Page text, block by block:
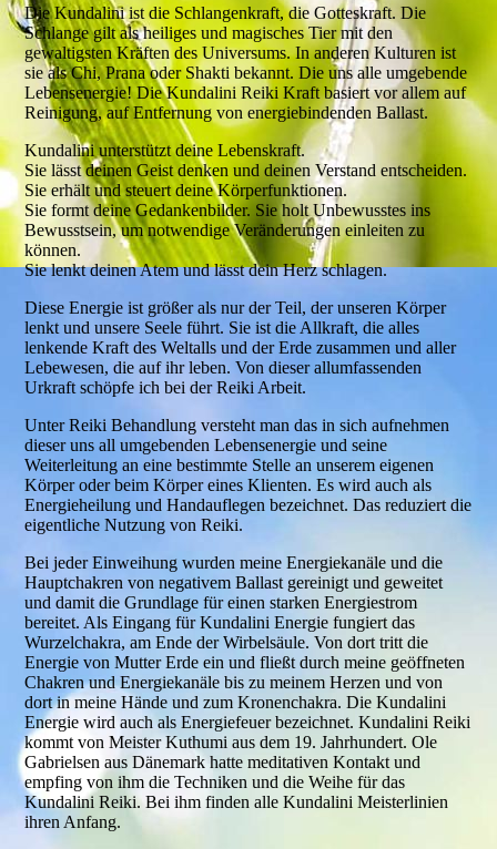
Die Kundalini ist die Schlangenkraft, die Gotteskraft. Die
Schlange gilt als heiliges und magisches Tier mit den
gewaltigsten Kräften des Universums. In anderen Kulturen ist
sie als Chi, Prana oder Shakti bekannt. Die uns alle umgebende
Lebensenergie! Die Kundalini Reiki Kraft basiert vor allem auf
Reinigung, auf Entfernung von energiebindenden Ballast.
Kundalini unterstützt deine Lebenskraft.
Sie lässt deinen Geist denken und deinen Verstand entscheiden.
Sie erhält und steuert deine Körperfunktionen.
Sie formt deine Gedankenbilder. Sie holt Unbewusstes ins
Bewusstsein, um notwendige Veränderungen einleiten zu
können.
Sie lenkt deinen Atem und lässt dein Herz schlagen.
Diese Energie ist größer als nur der Teil, der unseren Körper
lenkt und unsere Seele führt. Sie ist die Allkraft, die alles
lenkende Kraft des Weltalls und der Erde zusammen und aller
Lebewesen, die auf ihr leben. Von dieser allumfassenden
Urkraft schöpfe ich bei der Reiki Arbeit.
Unter Reiki Behandlung versteht man das in sich aufnehmen
dieser uns all umgebenden Lebensenergie und seine
Weiterleitung an eine bestimmte Stelle an unserem eigenen
Körper oder beim Körper eines Klienten. Es wird auch als
Energieheilung und Handauflegen bezeichnet. Das reduziert die
eigentliche Nutzung von Reiki.
Bei jeder Einweihung wurden meine Energiekanäle und die
Hauptchakren von negativem Ballast gereinigt und geweitet
und damit die Grundlage für einen starken Energiestrom
bereitet. Als Eingang für Kundalini Energie fungiert das
Wurzelchakra, am Ende der Wirbelsäule. Von dort tritt die
Energie von Mutter Erde ein und fließt durch meine geöffneten
Chakren und Energiekanäle bis zu meinem Herzen und von
dort in meine Hände und zum Kronenchakra. Die Kundalini
Energie wird auch als Energiefeuer bezeichnet. Kundalini Reiki
kommt von Meister Kuthumi aus dem 19. Jahrhundert. Ole
Gabrielsen aus Dänemark hatte meditativen Kontakt und
empfing von ihm die Techniken und die Weihe für das
Kundalini Reiki. Bei ihm finden alle Kundalini Meisterlinien
ihren Anfang.